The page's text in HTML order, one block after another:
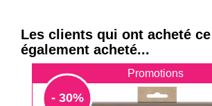
Les clients qui ont acheté
également acheté...
Promotions
- 30%